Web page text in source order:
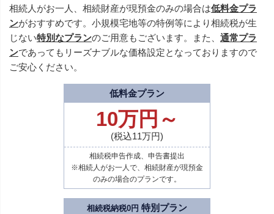
相続人がお一人、相続財産が現預金のみの場合は低料金プラ
ンがおすすめです。小規模宅地等の特例等により相続税が生
じない特別なプランのご用意もございます。また、 通常プラ
ンであってもリーズナブルな価格設定となっておりますので
ご安心ください。
低料金プラン
10万円～
(税込11万円)
相続税申告作成、申告書提出
※相続人がお一人で、相続財産が現預金
のみの場合のプランです。
相続税納税0円 特別プラン